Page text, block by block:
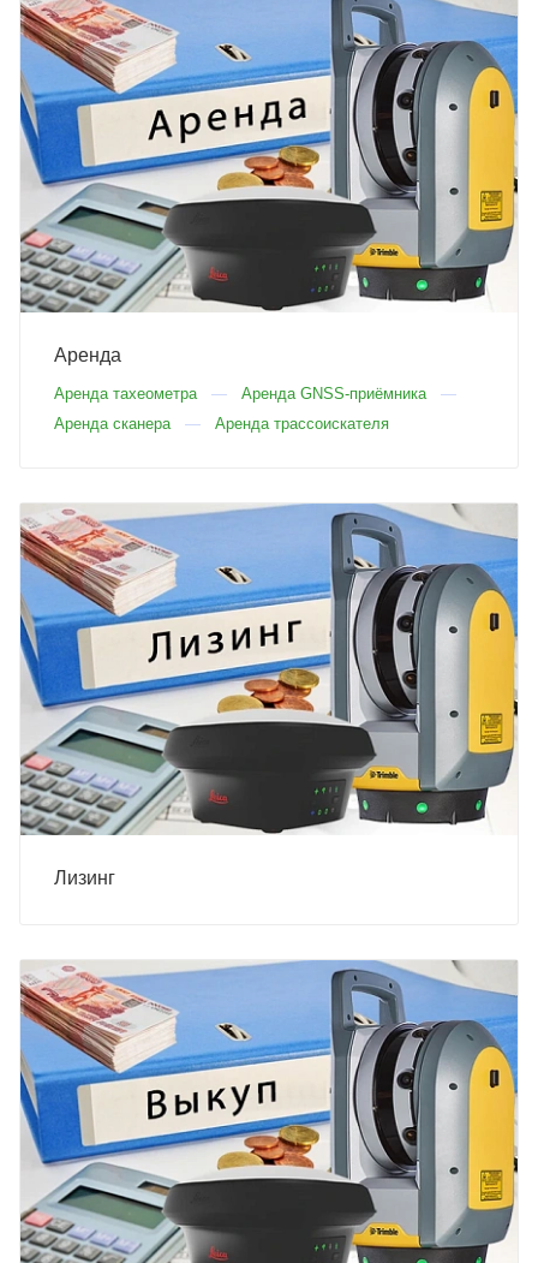
Аренда
Аренда тахеометра
Аренда GNSS-приёмника
Аренда сканера
Аренда трассоискателя
Лизинг